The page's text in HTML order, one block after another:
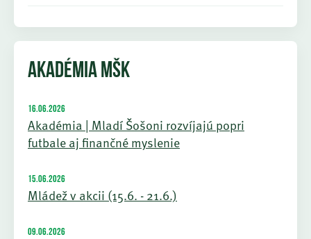
AKADÉMIA MŠK
16.06.2026
Akadémia | Mladí Šošoni rozvíjajú popri
futbale aj finančné myslenie
15.06.2026
Mládež v akcii (15.6. - 21.6.)
09.06.2026